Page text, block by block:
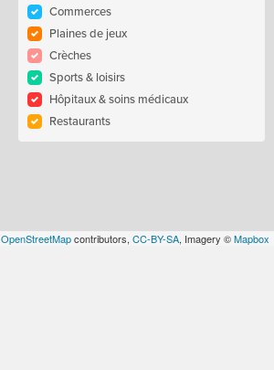
Commerces
Plaines de jeux
Crèches
Sports & loisirs
Hôpitaux & soins médicaux
Restaurants
OpenStreetMapcontributors, CC-BY-SA, Imagery ©Mapbox